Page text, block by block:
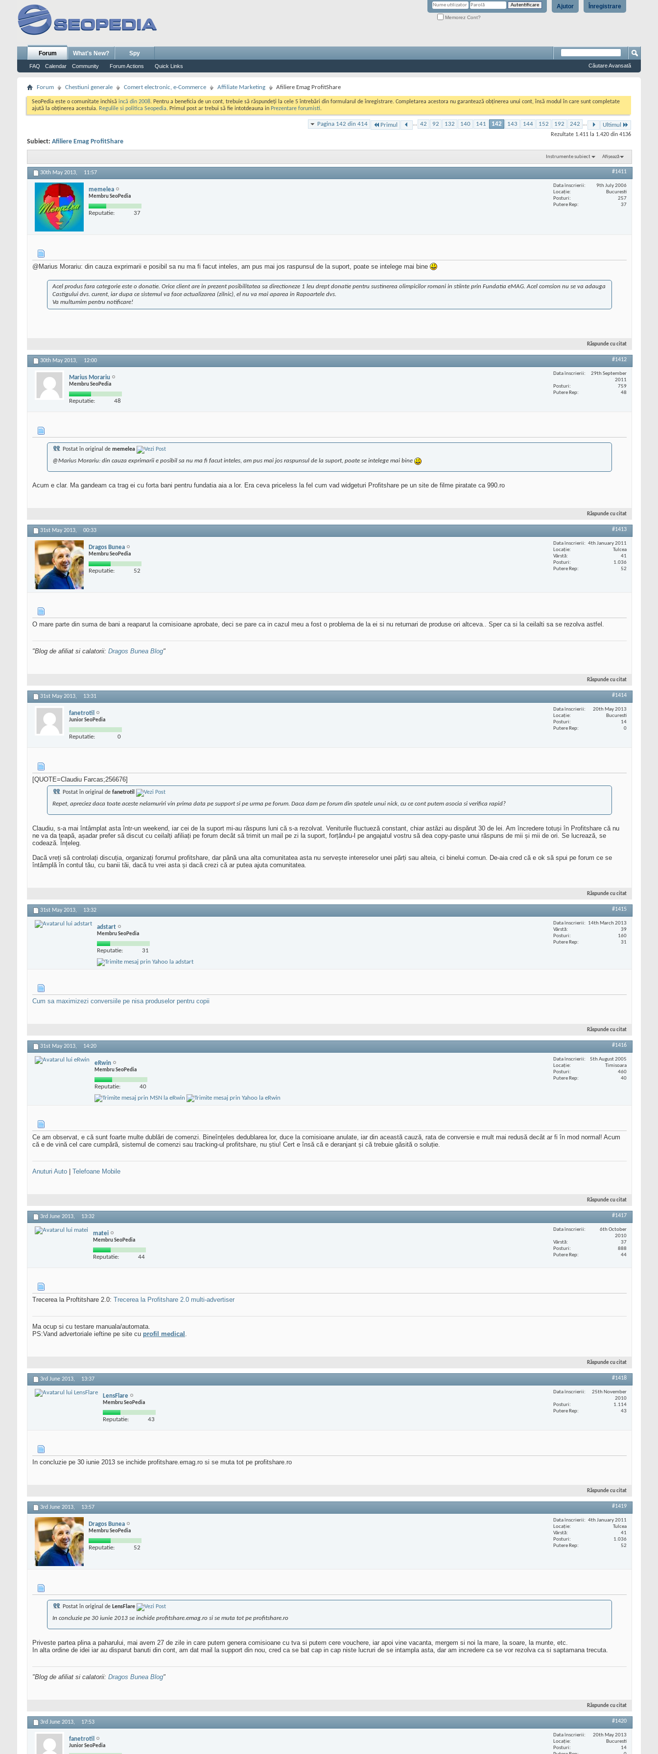
Înregistrare
Ajutor
Memorez Cont?
Forum
FAQ Calendar Community Forum Actions Quick Links
What's New? Spy
Căutare Avansată
Forum Chestiuni generale Comert electronic, e-Commerce Affiliate Marketing Afiliere Emag ProfitShare
SeoPedia este o comunitate inchisă incă din 2008. Pentru a beneficia de un cont, trebuie să răspundeți la cele 5 întrebări din formularul de înregistrare. Completarea acestora nu garantează obținerea unui cont, însă modul în care sunt completate
ajută la obținerea acestuia. Regulile si politica Seopedia. Primul post ar trebui să fie intotdeauna in Prezentare forumisti.
Pagina 142 din 414 Primul ... 42 92 132 140 141 142 143 144 152 192 242 ... Ultimul
Rezultate 1.411 la 1.420 din 4136
Subiect: Afiliere Emag ProfitShare
Instrumente subiect Afișează
30th May 2013, 11:57 #1411
memelea
Membru SeoPedia
Reputatie: 37
Data înscrierii
9th July 2006
Locaţie
Bucuresti
Posturi
257
Putere Rep
37
@Marius Morariu: din cauza exprimarii e posibil sa nu ma fi facut inteles, am pus mai jos raspunsul de la suport, poate se intelege mai bine
Acel produs fara categorie este o donatie. Orice client are in prezent posibilitatea sa directioneze 1 leu drept donatie pentru sustinerea olimpicilor romani in stiinte prin Fundatia eMAG. Acel comsion nu se va adauga
Castigului dvs. curent, iar dupa ce sistemul va face actualizarea (zilnic), el nu va mai aparea in Rapoartele dvs.
Va multumim pentru notificare!
Răspunde cu citat
30th May 2013, 12:00 #1412
Marius Morariu
Membru SeoPedia
Reputatie: 48
Data înscrierii
29th September
2011
Posturi
759
Putere Rep
48
Postat în original de memelea
@Marius Morariu: din cauza exprimarii e posibil sa nu ma fi facut inteles, am pus mai jos raspunsul de la suport, poate se intelege mai bine
Acum e clar. Ma gandeam ca trag ei cu forta bani pentru fundatia aia a lor. Era ceva priceless la fel cum vad widgeturi Profitshare pe un site de filme piratate ca 990.ro
Răspunde cu citat
31st May 2013, 00:33 #1413
Dragos Bunea
Membru SeoPedia
Reputatie: 52
Data înscrierii
4th January 2011
Locaţie
Tulcea
Vârstă
41
Posturi
1.036
Putere Rep
52
O mare parte din suma de bani a reaparut la comisioane aprobate, deci se pare ca in cazul meu a fost o problema de la ei si nu returnari de produse ori altceva.. Sper ca si la ceilalti sa se rezolva astfel.
"Blog de afiliat si calatorii: Dragos Bunea Blog"
Răspunde cu citat
31st May 2013, 13:31 #1414
fanetrotil
Junior SeoPedia
Reputatie: 0
Data înscrierii
20th May 2013
Locaţie
Bucuresti
Posturi
14
Putere Rep
0
[QUOTE=Claudiu Farcas;256676]
Postat în original de fanetrotil
Repet, apreciez daca toate aceste nelamuriri vin prima data pe support si pe urma pe forum. Daca dam pe forum din spatele unui nick, cu ce cont putem asocia si verifica rapid?
Claudiu, s-a mai întâmplat asta într-un weekend, iar cei de la suport mi-au răspuns luni că s-a rezolvat. Veniturile fluctueză constant, chiar astăzi au dispărut 30 de lei. Am încredere totuși în Profitshare că nu
ne va da țeapă, așadar prefer să discut cu ceilalți afiliați pe forum decât să trimit un mail pe zi la suport, forțându-l pe angajatul vostru să dea copy-paste unui răspuns de mii și mii de ori. Se lucrează, se
codează. Înțeleg.
Dacă vreți să controlați discuția, organizați forumul profitshare, dar până una alta comunitatea asta nu servește intereselor unei părți sau alteia, ci binelui comun. De-aia cred că e ok să spui pe forum ce se
întâmplă în contul tău, cu banii tăi, dacă tu vrei asta și dacă crezi că ar putea ajuta comunitatea.
Răspunde cu citat
31st May 2013, 13:32 #1415
adstart
Membru SeoPedia
Reputatie: 31
Data înscrierii
14th March 2013
Vârstă
39
Posturi
160
Putere Rep
31
Cum sa maximizezi conversiile pe nisa produselor pentru copii
Răspunde cu citat
31st May 2013, 14:20 #1416
eRwin
Membru SeoPedia
Reputatie: 40
Data înscrierii
5th August 2005
Locaţie
Timisoara
Posturi
460
Putere Rep
40
Ce am observat, e că sunt foarte multe dublări de comenzi. Bineînțeles dedublarea lor, duce la comisioane anulate, iar din această cauză, rata de conversie e mult mai redusă decât ar fi în mod normal! Acum
că e de vină cel care cumpără, sistemul de comenzi sau tracking-ul profitshare, nu știu! Cert e însă că e deranjant și că trebuie găsită o soluție.
Anuturi Auto Telefoane Mobile
Răspunde cu citat
3rd June 2013, 13:32 #1417
matei
Membru SeoPedia
Reputatie: 44
Data înscrierii
6th October
2010
Vârstă
37
Posturi
888
Putere Rep
44
Trecerea la Proftitshare 2.0: Trecerea la Profitshare 2.0 multi-advertiser
Ma ocup si cu testare manuala/automata.
PS:Vand advertoriale ieftine pe site cu profil medical .
Răspunde cu citat
3rd June 2013, 13:37 #1418
LensFlare
Membru SeoPedia
Reputatie: 43
Data înscrierii
25th November
2010
Posturi
1.114
Putere Rep
43
In concluzie pe 30 iunie 2013 se inchide profitshare.emag.ro si se muta tot pe profitshare.ro
Răspunde cu citat
3rd June 2013, 13:57 #1419
Dragos Bunea
Membru SeoPedia
Reputatie: 52
Data înscrierii
4th January 2011
Locaţie
Tulcea
Vârstă
41
Posturi
1.036
Putere Rep
52
Postat în original de LensFlare
In concluzie pe 30 iunie 2013 se inchide profitshare.emag.ro si se muta tot pe profitshare.ro
Priveste partea plina a paharului, mai avem 27 de zile in care putem genera comisioane cu tva si putem cere vouchere, iar apoi vine vacanta, mergem si noi la mare, la soare, la munte, etc.
In alta ordine de idei iar au disparut banuti din cont, am dat mail la support din nou, cred ca se bat cap in cap niste lucruri de se intampla asta, dar am incredere ca se vor rezolva ca si saptamana trecuta.
"Blog de afiliat si calatorii: Dragos Bunea Blog"
Răspunde cu citat
3rd June 2013, 17:53 #1420
fanetrotil
Junior SeoPedia
Data înscrierii
20th May 2013
Locaţie
Bucuresti
Posturi
14